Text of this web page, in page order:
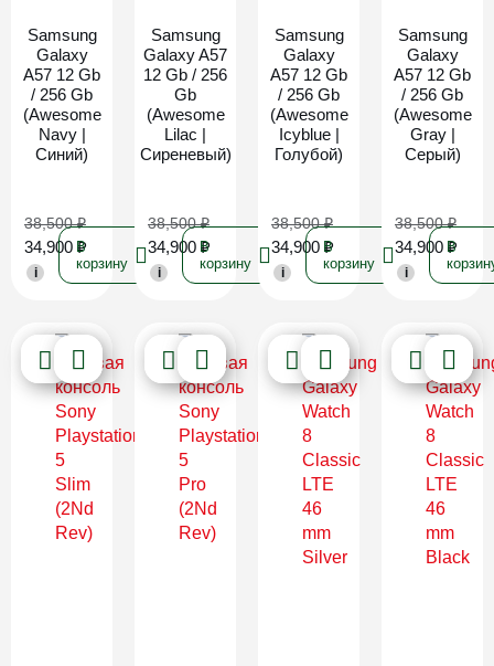
Samsung
Galaxy
A57 12 Gb
/ 256 Gb
(Awesome
Navy |
Синий)
38,500₽
34,900 ₽
i
В
корзину
Samsung
Galaxy A57
12 Gb / 256
Gb
(Awesome
Lilac |
Сиреневый)
38,500₽
34,900 ₽
i
В
корзину
Samsung
Galaxy
A57 12 Gb
/ 256 Gb
(Awesome
Icyblue |
Голубой)
38,500₽
34,900 ₽
i
В
корзину
Samsung
Galaxy
A57 12 Gb
/ 256 Gb
(Awesome
Gray |
Серый)
38,500₽
34,900 ₽
i
В